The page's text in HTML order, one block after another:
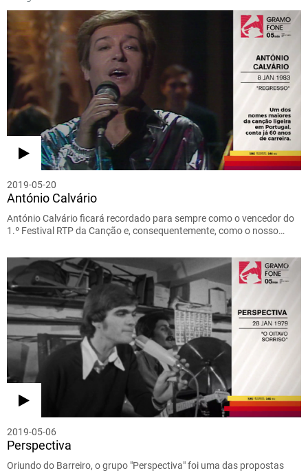
2019-05-20
António Calvário
António Calvário ficará recordado para sempre como o vencedor do
1.º Festival RTP da Canção e, consequentemente, como o nosso…
2019-05-06
Perspectiva
Oriundo do Barreiro, o grupo "Perspectiva" foi uma das propostas